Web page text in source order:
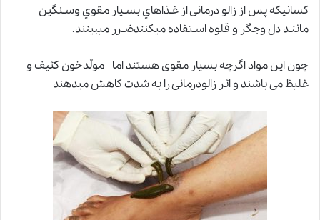
کسانیکه پس از زالو درمانی از غـذاهاي بسـیار مقوي وسـنگین
ماننـد دل وجگر و قلوه اسـتفاده میکنندضـرر میبینند.
چون این مواد اگرچه بسیار مقوی هستند اما مولّدخون کثیف و
غلیظ می باشند و اثر زالودرمانی را به شدت کاهش میدهند